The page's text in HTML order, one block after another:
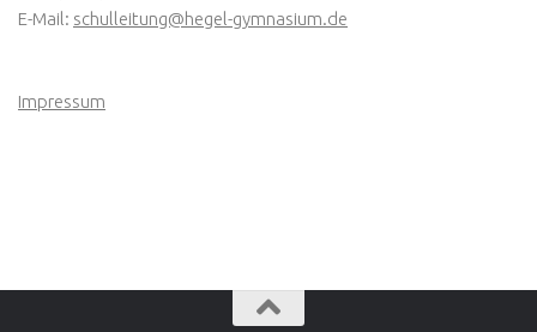
E-Mail: schulleitung@hegel-gymnasium.de
Impressum